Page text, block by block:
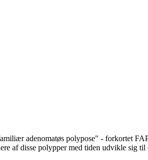
adenomatøs polypose" - forkortet
af disse polypper med tiden udvikle sig